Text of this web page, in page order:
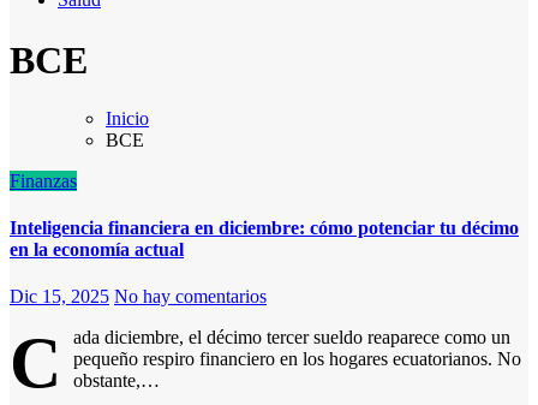
BCE
Inicio
BCE
Finanzas
Inteligencia financiera en diciembre: cómo potenciar tu décimo
en la economía actual
Dic 15, 2025 No hay comentarios
C
ada diciembre, el décimo tercer sueldo reaparece como un
pequeño respiro financiero en los hogares ecuatorianos. No
obstante,…